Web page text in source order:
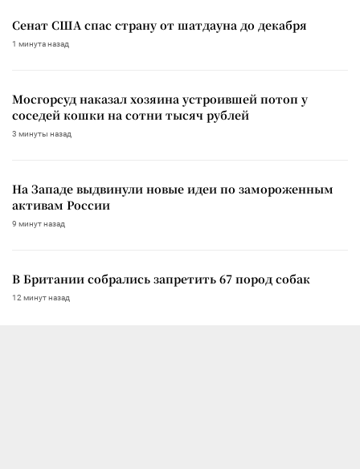
Сенат США спас страну от шатдауна до декабря
1 минута назад
Мосгорсуд наказал хозяина устроившей потоп у
соседей кошки на сотни тысяч рублей
3 минуты назад
На Западе выдвинули новые идеи по замороженным
активам России
9 минут назад
В Британии собрались запретить 67 пород собак
12 минут назад